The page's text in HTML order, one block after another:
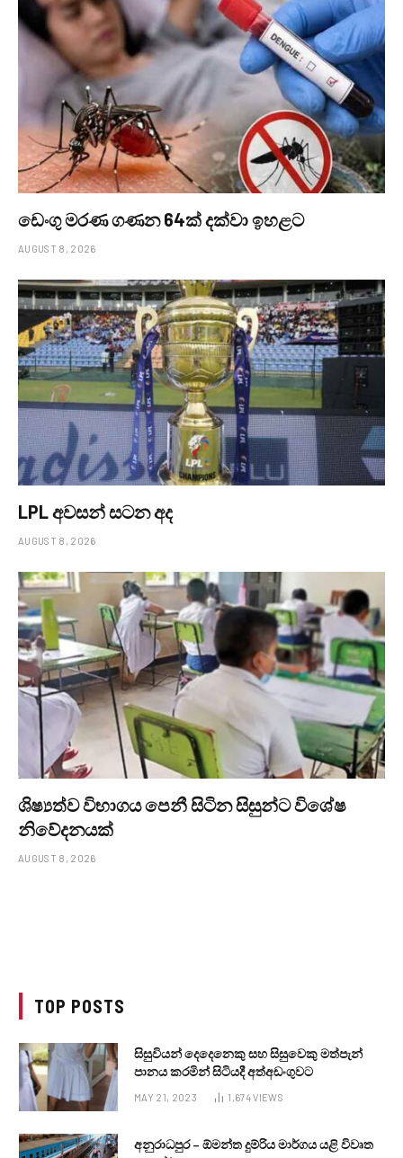
ඩෙංගු මරණ ගණන 64ක් දක්වා ඉහළට
AUGUST 8, 2026
LPL අවසන් සටන අද
AUGUST 8, 2026
ශිෂ්‍යත්ව විභාගය පෙනී සිටින සිසුන්ට විශේෂ
නිවේදනයක්
AUGUST 8, 2026
TOP POSTS
සිසුවියන් දෙදෙනෙකු සහ සිසුවෙකු මත්පැන්
පානය කරමින් සිටියදී අත්අඩංගුවට
MAY 21, 2023 1,674VIEWS
අනුරාධපුර – ඕමන්ත දුම්රිය මාර්ගය යළි විවෘත